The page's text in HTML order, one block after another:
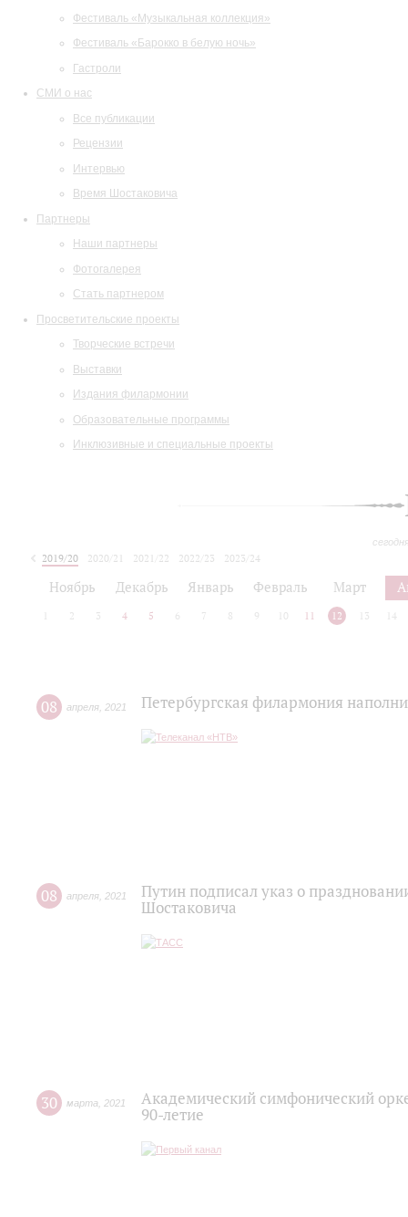
Фестиваль «Музыкальная коллекция»
Фестиваль «Барокко в белую ночь»
Гастроли
СМИ о нас
Все публикации
Рецензии
Интервью
Время Шостаковича
Партнеры
Наши партнеры
Фотогалерея
Стать партнером
Просветительские проекты
Творческие встречи
Выставки
Издания филармонии
Образовательные программы
Инклюзивные и специальные проекты
2019/20 2020/21 2021/22 2022/23
2023/24
Ноябрь Декабрь Январь Февраль Март
2 3 4 5 6 7 8 9 10 11 12 13 14
08 апреля 2021 Петербургская филармония
08 апреля 2021
Путин подписал указ о
Шостаковича
30 марта 2021
Академический симфонический
90-летие